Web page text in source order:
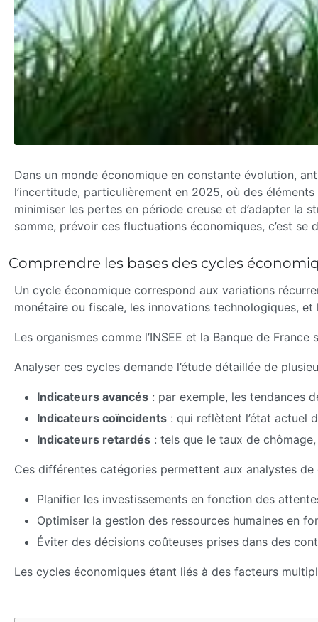
Dans un monde économique en constante évolution,
l’incertitude, particulièrement en 2025, où des
minimiser les pertes en période creuse et d’adapter la
somme, prévoir ces fluctuations économiques, c’est
Comprendre les bases des cycles
Un cycle économique correspond aux variations
monétaire ou fiscale, les innovations technologiques,
Les organismes comme l’INSEE et la Banque de
Analyser ces cycles demande l’étude détaillée de
Indicateurs avancés : par exemple, les tendances
Indicateurs coïncidents : qui reflètent l’état actuel
Indicateurs retardés : tels que le taux de
Ces différentes catégories permettent aux analystes
Planifier les investissements en fonction des
Optimiser la gestion des ressources humaines en
Éviter des décisions coûteuses prises dans des
Les cycles économiques étant liés à des facteurs